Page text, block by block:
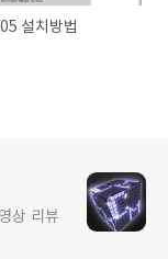
설치방법
상 리뷰